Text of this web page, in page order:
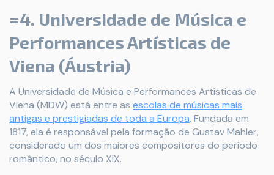
=4. Universidade de Música e
Performances Artísticas de
Viena (Áustria)
A Universidade de Música e Performances Artísticas de
Viena (MDW) está entre as escolas de músicas mais
antigas e prestigiadas de toda a Europa. Fundada em
1817, ela é responsável pela formação de Gustav Mahler,
considerado um dos maiores compositores do período
romântico, no século XIX.